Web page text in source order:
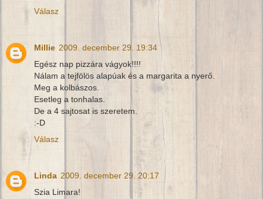
Válasz
Millie 2009. december 29. 19:34
Egész nap pizzára vágyok!!!!
Nálam a tejfölös alapúak és a margarita a nyerő.
Meg a kolbászos.
Esetleg a tonhalas.
De a 4 sajtosat is szeretem.
:-D
Válasz
Linda 2009. december 29. 20:17
Szia Limara!